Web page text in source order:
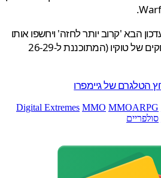
'קרוב יותר לחזה' ויחשפו אותו
רק במהלך תערוכת המשחקים של טוקיו (המתוכננת ל-26-29
Digital Extremes MMO